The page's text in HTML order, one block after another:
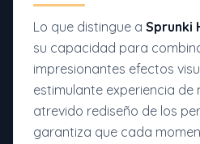
Lo que distingue a Sprunki
su capacidad para
impresionantes efectos
estimulante experiencia de
atrevido rediseño de los
garantiza que cada